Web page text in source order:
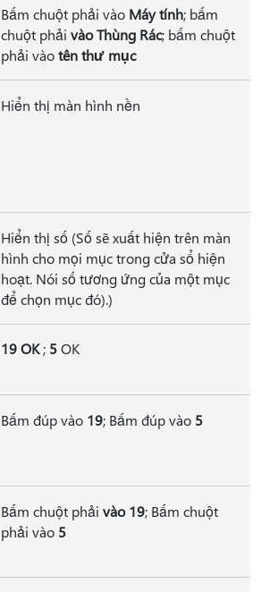
Bấm chuột phải vào Máy tính; bấm
chuột phải vào Thùng Rác; bấm chuột
phải vàotên thư mục
Hiển thị màn hình nền
Hiển thị số (Số sẽ xuất hiện trên màn
hình cho mọi mục trong cửa sổ hiện
hoạt. Nói số tương ứng của một mục
để chọn mục đó).)
19 OK; 5OK
Bấm đúp vào 19; Bấm đúp vào 5
Bấm chuột phải vào 19; Bấm chuột
phải vào 5